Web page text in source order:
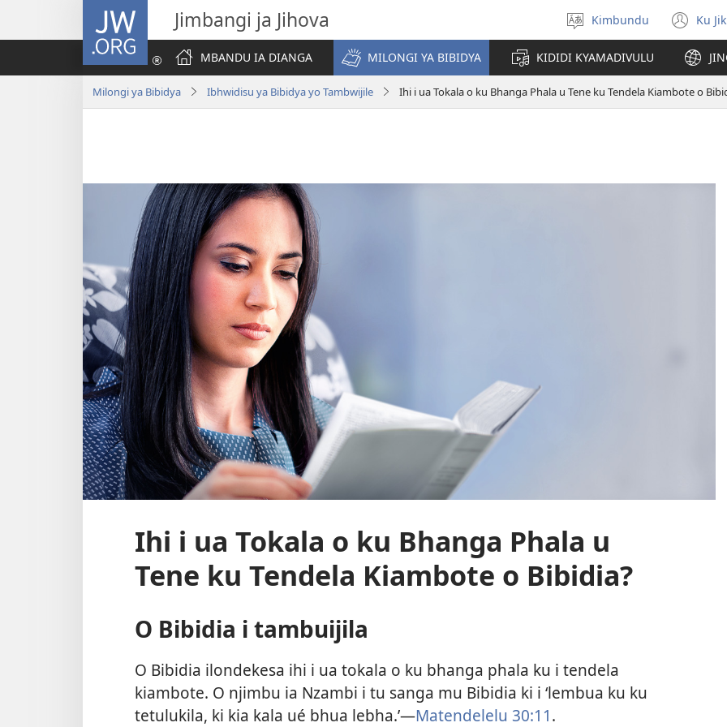
JW.ORG Jimbangi ja Jihova
Select
language
Kimbundu Ku
MBANDU IA DIANGA
MILONGI YA BIBIDYA KIDIDI KYAMADIVULU
Milongi ya Bibidya Ibhwidisu ya Bibidya yo Tambwijile Ihi i ua Tokala o ku Bhanga Phala u Tene ku Tendela Kiambote o
Ihi i ua Tokala o ku Bhanga Phala u
Tene ku Tendela Kiambote o Bibidia?
O Bibidia i tambuijila
O Bibidia ilondekesa ihi i ua tokala o ku bhanga phala ku i tendela
kiambote. O njimbu ia Nzambi i tu sanga mu Bibidia ki i ‘lembua ku ku
tetulukila, ki kia kala ué bhua lebha.’—Matendelelu 30:11.